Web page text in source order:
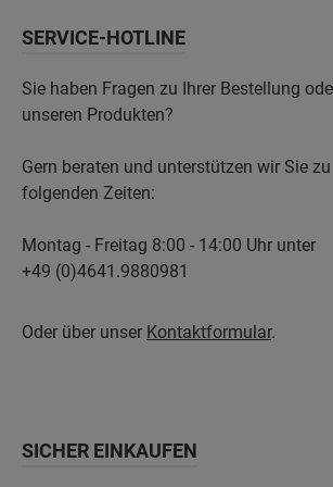
anthrazit farbbeschichtet- Aluminium-
Einbetonieren- inkl. Montagematerial
Zusatzinformationen:5 Jahre Garantie
Konstruktion und Standsicherheit bei
SERVICE-HOTLINE
Sie haben Fragen zu Ihrer Bestellung
unseren Produkten?
Gern beraten und unterstützen wir Sie zu
folgenden Zeiten:
Montag - Freitag 8:00 - 14:00 Uhr unter
+49 (0)4641.9880981
Oder über unser Kontaktformular.
SICHER EINKAUFEN